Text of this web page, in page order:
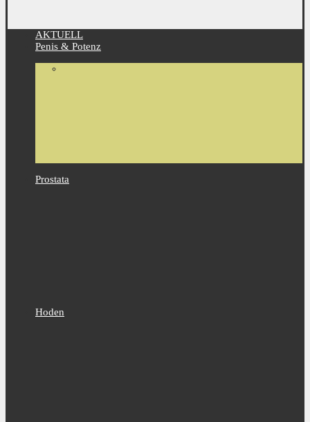
AKTUELL
Penis & Potenz
Prostata
Hoden